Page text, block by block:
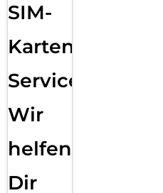
SIM-
Karten
Service:
Wir
helfen
Dir